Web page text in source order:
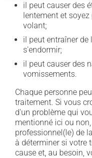
il peut causer des
lentement et
volant;
il peut entraîner
s'endormir;
il peut causer des
vomissements.
Chaque personne
traitement. Si vous
d'un problème qui
mentionné ici ou
professionnel(le) de
à déterminer si votre
cause et, au besoin,